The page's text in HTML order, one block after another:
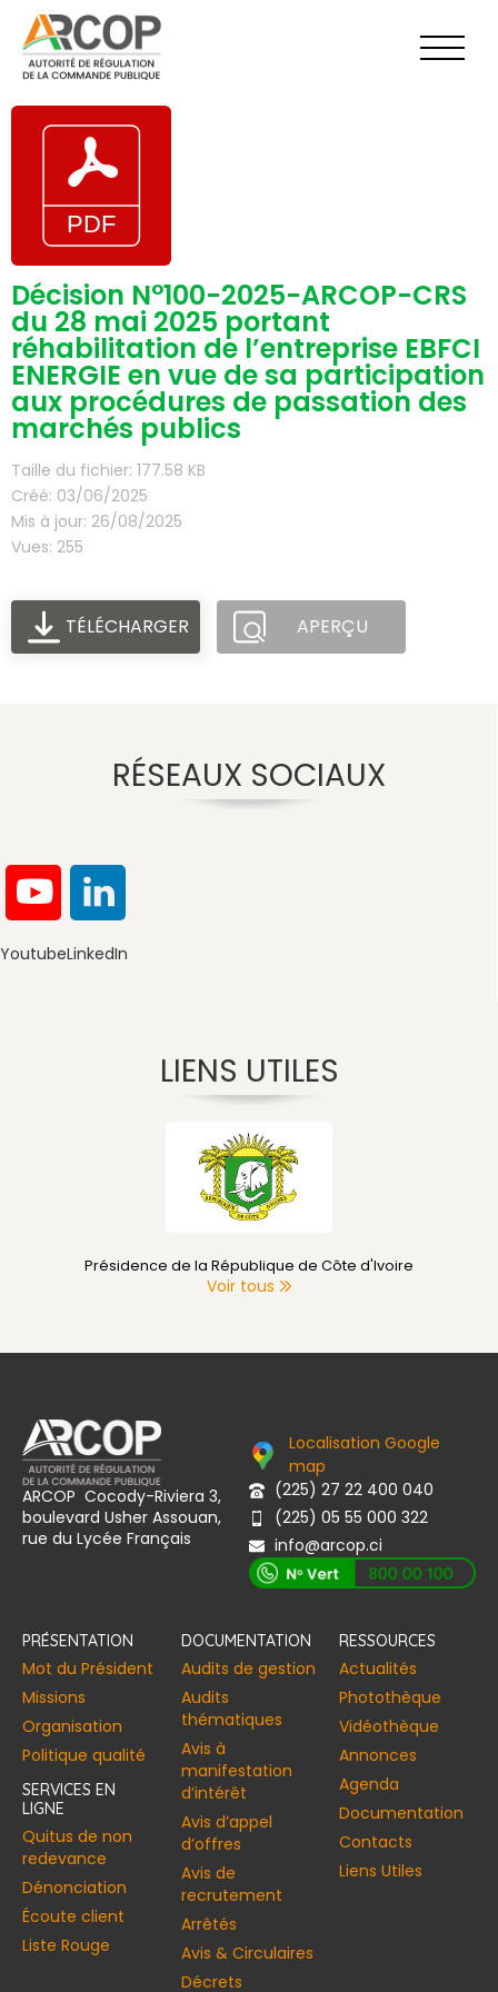
contenu
Décision N°100-2025-ARCOP-CRS
du 28 mai 2025 portant
réhabilitation de l’entreprise EBFCI
ENERGIE en vue de sa participation
aux procédures de passation des
marchés publics
Taille du fichier: 177.58 KB
Créé: 03/06/2025
Mis à jour: 26/08/2025
Vues: 255
TÉLÉCHARGER APERÇU
RÉSEAUX SOCIAUX
YoutubeLinkedIn
LIENS UTILES
Présidence de la République de Côte d'Ivoire
Voir tous
ARCOP Cocody-Riviera 3,
boulevard Usher Assouan,
rue du Lycée Français
Localisation Google
map
(225) 27 22 400 040
(225) 05 55 000 322
info@arcop.ci
PRÉSENTATION
Mot du Président
Missions
Organisation
Politique qualité
SERVICES EN
LIGNE
Quitus de non
redevance
Dénonciation
Écoute client
Liste Rouge
DOCUMENTATION
Audits de gestion
Audits
thématiques
Avis à
manifestation
d’intérêt
Avis d’appel
d’offres
Avis de
recrutement
Arrêtés
Avis & Circulaires
Décrets
RESSOURCES
Actualités
Photothèque
Vidéothèque
Annonces​
Agenda
Documentation
Contacts
Liens Utiles